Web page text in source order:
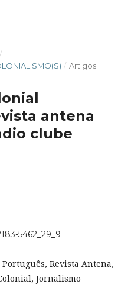
/
/ Artigos
antena
clube
5462_29_9
Revista Antena,
Jornalismo